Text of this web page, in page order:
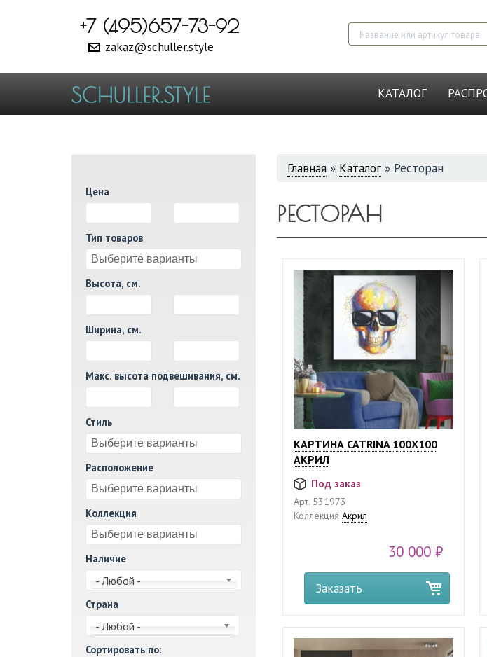
+7 (495)657-73-92
zakaz@schuller.style
КАТАЛОГ
Цена
Тип товаров
Высота, см.
Ширина, см.
Макс. высота подвешивания, см.
Стиль
Расположение
Коллекция
Наличие
- Любой -
Страна
- Любой -
Сортировать по:
ВЫ
ЗДЕСЬ
Главная » Каталог » Ресторан
РЕСТОРАН
КАРТИНА CATRINA 100X100
АКРИЛ
Под заказ
Арт.531973
Коллекция Акрил
30 000 ₽
Заказать